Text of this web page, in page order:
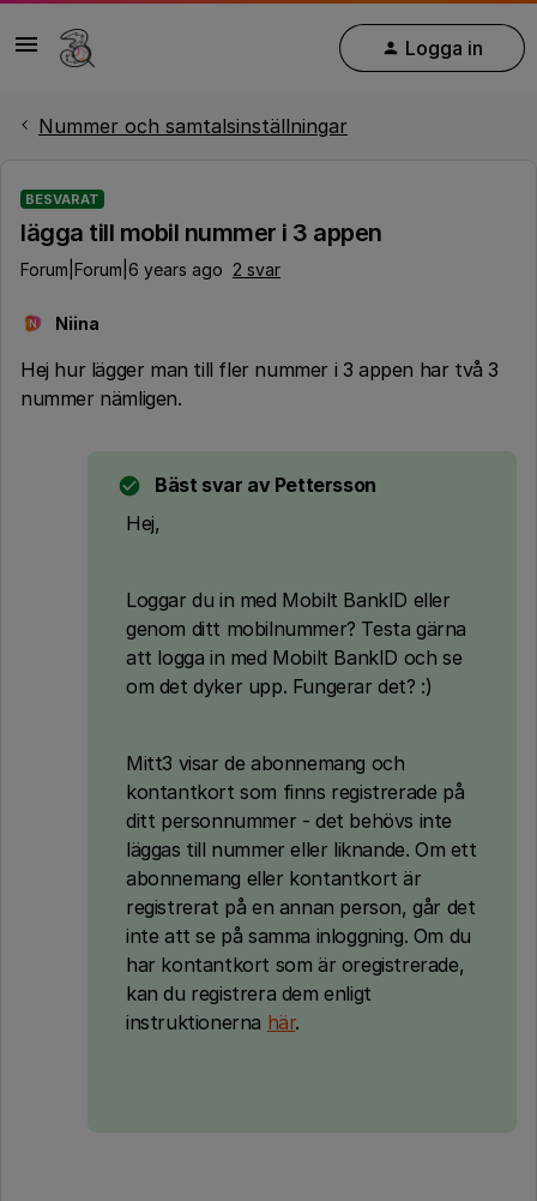
Logga in
Nummer och samtalsinställningar
BESVARAT
lägga till mobil nummer i 3 appen
Forum|Forum|6 years ago 2 svar
N Niina
Hej hur lägger man till fler nummer i 3 appen har två 3
nummer nämligen.
Bäst svar av Pettersson
Hej,
Loggar du in med Mobilt BankID eller
genom ditt mobilnummer? Testa gärna
att logga in med Mobilt BankID och se
om det dyker upp. Fungerar det? :)
Mitt3 visar de abonnemang och
kontantkort som finns registrerade på
ditt personnummer - det behövs inte
läggas till nummer eller liknande. Om ett
abonnemang eller kontantkort är
registrerat på en annan person, går det
inte att se på samma inloggning. Om du
har kontantkort som är oregistrerade,
kan du registrera dem enligt
instruktionerna här.